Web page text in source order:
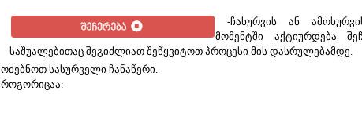
-ჩახურვის ან
მომენტში აქტიურდება
საშუალებითაც შეგიძლიათ შეწყვიტოთ პროცესი მის დასრულებამდე.
სასურველი ჩანაწერი.
როგორიცაა: